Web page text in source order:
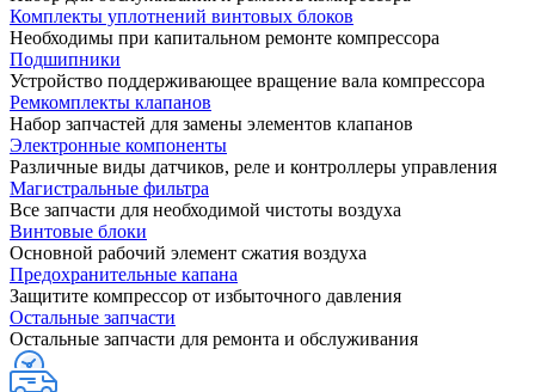
Комплекты уплотнений винтовых блоков
Необходимы при капитальном ремонте компрессора
Подшипники
Устройство поддерживающее вращение вала компрессора
Ремкомплекты клапанов
Набор запчастей для замены элементов клапанов
Электронные компоненты
Различные виды датчиков, реле и контроллеры управления
Магистральные фильтра
Все запчасти для необходимой чистоты воздуха
Винтовые блоки
Основной рабочий элемент сжатия воздуха
Предохранительные капана
Защитите компрессор от избыточного давления
Остальные запчасти
Остальные запчасти для ремонта и обслуживания